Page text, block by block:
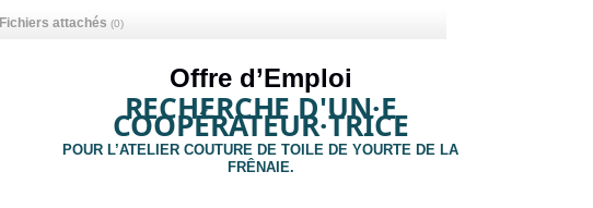
Fichiers attachés (0)
Offre d’Emploi
RECHERCHED'UN·E
COOPÉRATEUR·TRICE
POUR L’ATELIER COUTURE DE TOILE DE YOURTE DE LA
FRÊNAIE.